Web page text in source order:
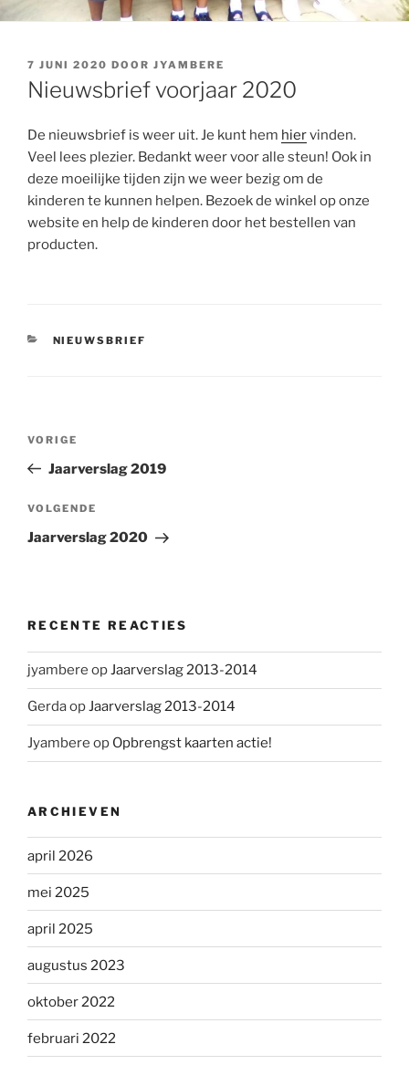
GEPLAATST
OP
7 JUNI 2020 DOOR JYAMBERE
Nieuwsbrief voorjaar 2020
De nieuwsbrief is weer uit. Je kunt hem hiervinden.
Veel lees plezier. Bedankt weer voor alle steun! Ook in
deze moeilijke tijden zijn we weer bezig om de
kinderen te kunnen helpen. Bezoek de winkel op onze
website en help de kinderen door het bestellen van
producten.
CATEGORIEËN
NIEUWSBRIEF
Vorig
bericht
VORIGE
Jaarverslag 2019
Volgend
bericht
VOLGENDE
Jaarverslag 2020
RECENTE REACTIES
jyambere opJaarverslag 2013-2014
GerdaopJaarverslag 2013-2014
Jyambere op Opbrengst kaarten actie!
ARCHIEVEN
april 2026
mei 2025
april 2025
augustus 2023
oktober 2022
februari 2022